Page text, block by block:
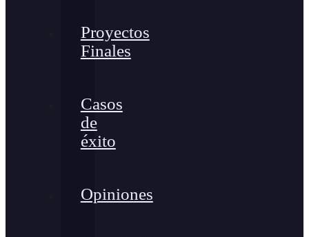
Proyectos
Finales
Casos
de
éxito
Opiniones